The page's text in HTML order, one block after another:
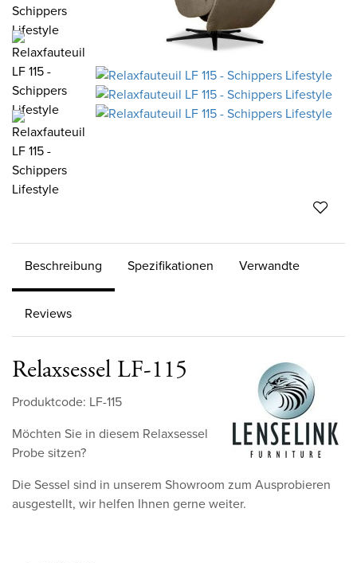
Beschreibung Spezifikationen Verwandte
Reviews
Relaxsessel LF-115
Produktcode: LF-115
Möchten Sie in diesem Relaxsessel
Probe sitzen?
Die Sessel sind in unserem Showroom zum Ausprobieren
ausgestellt, wir helfen Ihnen gerne weiter.